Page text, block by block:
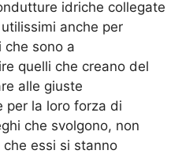
idriche collegate
anche per
che sono a
quelli che creano del
alle giuste
per la loro forza di
che svolgono, non
essi si stanno